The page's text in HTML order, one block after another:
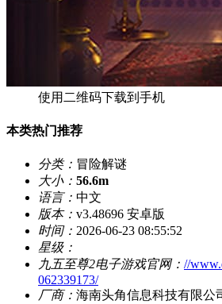
使用二维码下载到手机
本类热门推荐
分类： 冒险解谜
大小： 56.6m
语言： 中文
版本： v3.48696 安卓版
时间： 2026-06-23 08:55:52
星级：
九五至尊2电子游戏官网： //
062339173/
厂商： 海南头角信息科技有限公